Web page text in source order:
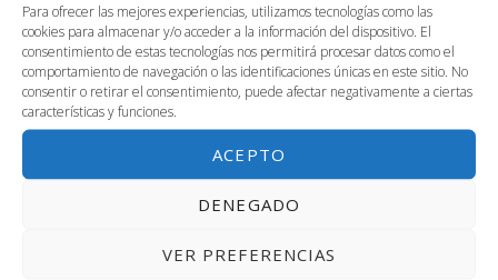
Para ofrecer las mejores experiencias, utilizamos tecnologías como las
cookies para almacenar y/o acceder a la información del dispositivo. El
consentimiento de estas tecnologías nos permitirá procesar datos como el
comportamiento de navegación o las identificaciones únicas en este sitio. No
consentir o retirar el consentimiento, puede afectar negativamente a ciertas
características y funciones.
ACEPTO
DENEGADO
VER PREFERENCIAS
¿Qué ideas puedes aportar?:Existen 4 líneas, así que tú
decides: laapp de tu vida, para desarrollo de
aplicaciones móviles;emprendimiento extremo, para
las ideas más atrevidas y con desarrollo de
producto;impacto social,para emprendimiento e
soy Tecki , para ideas con base
tecnológica.
para presentar tu idea. Ideas Factory